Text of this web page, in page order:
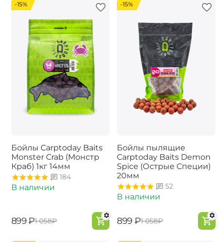
-15%
Бойлы Carptoday Baits
Monster Crab (Монстр
Краб) 1кг 14мм
184
В наличии
‍899‍ ₽‍1 058‍₽
-15%
Бойлы пылящие
Carptoday Baits Demon
Spice (Острые Специи)
20мм
52
В наличии
‍899‍ ₽‍1 058‍₽